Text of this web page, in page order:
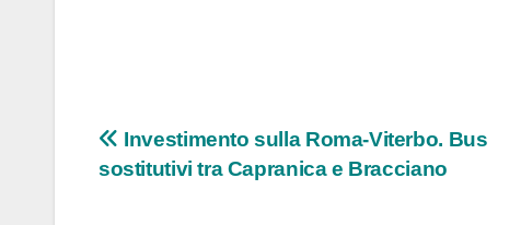
Navigazione
Investimento sulla Roma-Viterbo. Bus
sostitutivi tra Capranica e Bracciano